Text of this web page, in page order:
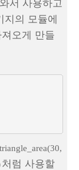
서 사용하고
지의 모듈에
오게 만들
처럼 사용할